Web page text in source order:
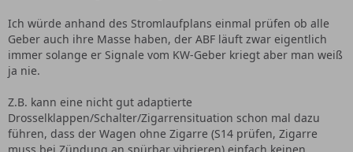
Ich würde anhand des Stromlaufplans einmal prüfen ob alle
Geber auch ihre Masse haben, der ABF läuft zwar eigentlich
immer solange er Signale vom KW-Geber kriegt aber man weiß
ja nie.
Z.B. kann eine nicht gut adaptierte
Drosselklappen/Schalter/Zigarrensituation schon mal dazu
führen, dass der Wagen ohne Zigarre (S14 prüfen, Zigarre